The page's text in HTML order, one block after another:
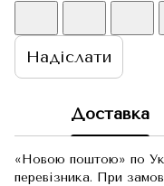
Надіслати
Доставка
«Новою поштою» по
перевізника. При